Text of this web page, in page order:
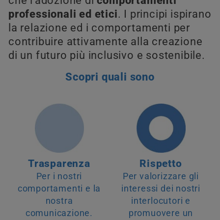
professionali ed etici. I principi ispirano
la relazione ed i comportamenti per
contribuire attivamente alla creazione
di un futuro più inclusivo e sostenibile.
Scopri quali sono
Trasparenza
Per i nostri
comportamenti e la
nostra
comunicazione.
Rispetto
Per valorizzare gli
interessi dei nostri
interlocutori e
promuovere un